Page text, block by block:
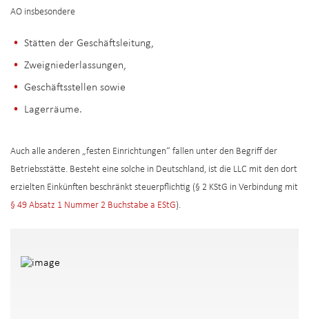
AO insbesondere
Stätten der Geschäftsleitung,
Zweigniederlassungen,
Geschäftsstellen sowie
Lagerräume.
Auch alle anderen „festen Einrichtungen“ fallen unter den Begriff der
Betriebsstätte. Besteht eine solche in Deutschland, ist die LLC mit den dort
erzielten Einkünften beschränkt steuerpflichtig (§ 2 KStG in Verbindung mit
§ 49 Absatz 1 Nummer 2 Buchstabe a EStG).